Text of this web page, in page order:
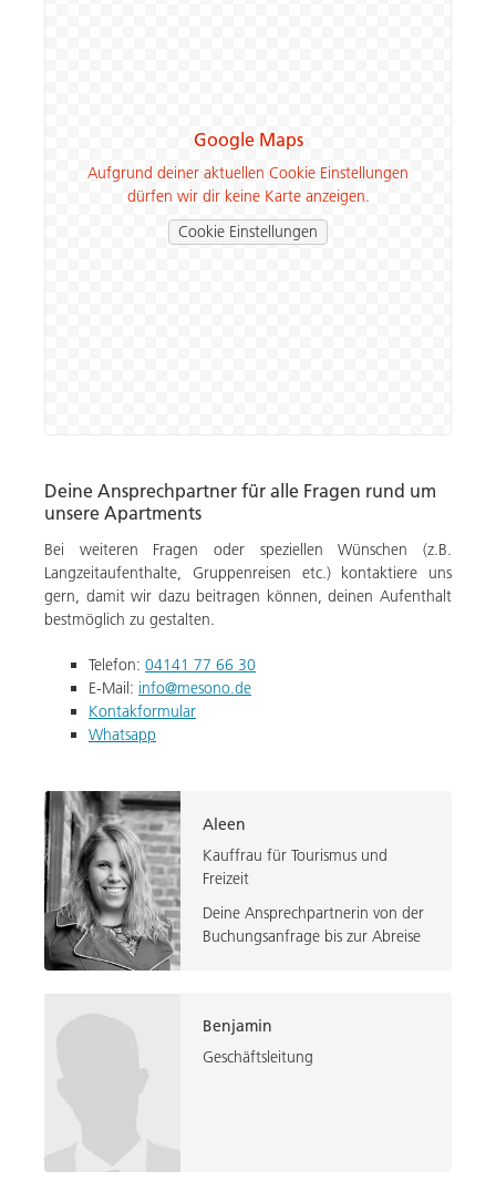
Google Maps
Aufgrund deiner aktuellen Cookie Einstellungen
dürfen wir dir keine Karte anzeigen.
Cookie Einstellungen
Deine Ansprechpartner für alle Fragen rund um
unsere Apartments
Bei weiteren Fragen oder speziellen Wünschen (z.B.
Langzeitaufenthalte, Gruppenreisen etc.) kontaktiere uns
gern, damit wir dazu beitragen können, deinen Aufenthalt
bestmöglich zu gestalten.
Telefon: 04141 77 66 30
E-Mail: info@mesono.de
Kontakformular
Whatsapp
Aleen
Kauffrau für Tourismus und
Freizeit
Deine Ansprechpartnerin von der
Buchungsanfrage bis zur Abreise
Benjamin
Geschäftsleitung